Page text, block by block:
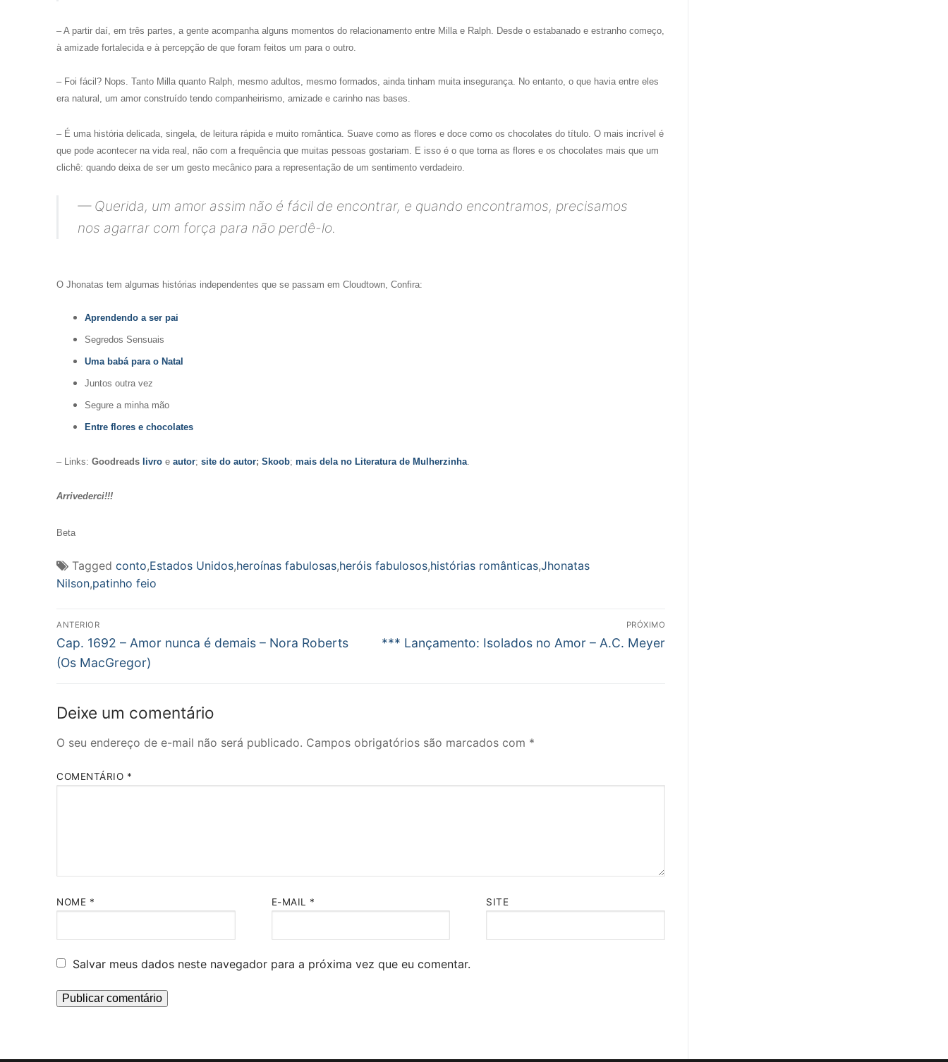
– A partir daí, em três partes, a gente acompanha alguns momentos do relacionamento entre Milla e Ralph. Desde o estabanado e estranho começo,
à amizade fortalecida e à percepção de que foram feitos um para o outro.
– Foi fácil? Nops. Tanto Milla quanto Ralph, mesmo adultos, mesmo formados, ainda tinham muita insegurança. No entanto, o que havia entre eles
era natural, um amor construído tendo companheirismo, amizade e carinho nas bases.
– É uma história delicada, singela, de leitura rápida e muito romântica. Suave como as flores e doce como os chocolates do título. O mais incrível é
que pode acontecer na vida real, não com a frequência que muitas pessoas gostariam. E isso é o que torna as flores e os chocolates mais que um
clichê: quando deixa de ser um gesto mecânico para a representação de um sentimento verdadeiro.
— Querida, um amor assim não é fácil de encontrar, e quando encontramos, precisamos
nos agarrar com força para não perdê-lo.
O Jhonatas tem algumas histórias independentes que se passam em Cloudtown, Confira:
Aprendendo a ser pai
Segredos Sensuais
Uma babá para o Natal
Juntos outra vez
Segure a minha mão
Entre flores e chocolates
– Links: Goodreads livro e autor; site do autor; Skoob; mais dela no Literatura de Mulherzinha.
Arrivederci!!!
Beta
Tagged conto,Estados Unidos,heroínas fabulosas,heróis fabulosos,histórias românticas,Jhonatas
Nilson,patinho feio
Navegação
de
Post
ANTERIOR
Post
anterior:
Cap. 1692 – Amor nunca é demais – Nora Roberts
(Os MacGregor)
PRÓXIMO
Próximo
*** Lançamento: Isolados no Amor – A.C. Meyer
Deixe um comentário
O seu endereço de e-mail não será publicado. Campos obrigatórios são marcados com *
COMENTÁRIO *
NOME * E-MAIL * SITE
Salvar meus dados neste navegador para a próxima vez que eu comentar.